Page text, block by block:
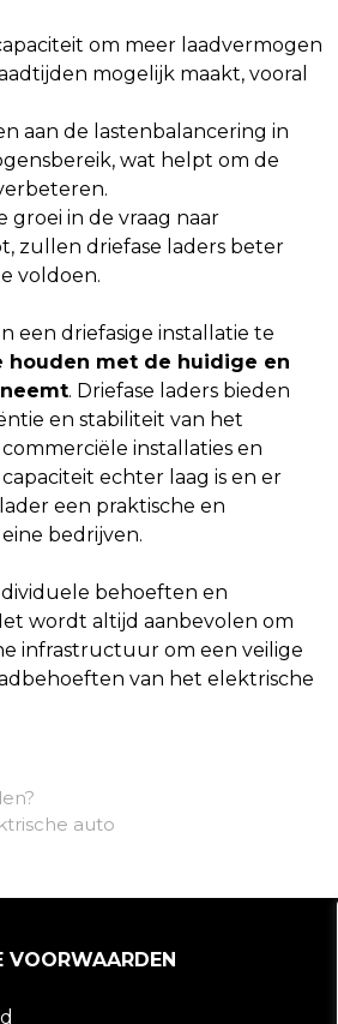
om meer laadvermogen
mogelijk maakt, vooral
aan de lastenbalancering in
wat helpt om de
in de vraag naar
zullen driefase laders beter
voldoen.
een driefasige installatie te
met de huidige en
. Driefase laders bieden
en stabiliteit van het
installaties en
echter laag is en er
een praktische en
bedrijven.
behoeften en
wordt altijd aanbevolen om
infrastructuur om een veilige
van het elektrische
auto
VOORWAARDEN